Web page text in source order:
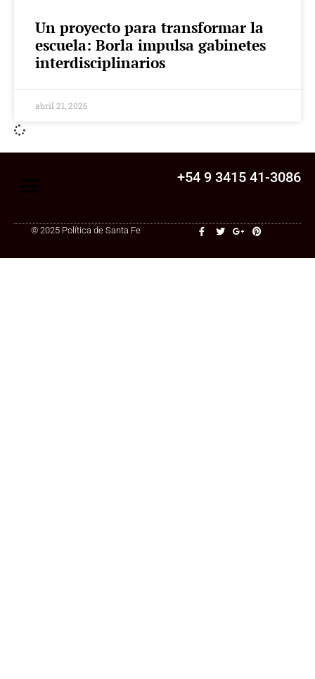
Un proyecto para transformar la
escuela: Borla impulsa gabinetes
interdisciplinarios
abril 21, 2026
+54 9 3415 41-3086
© 2025 Política de Santa Fe